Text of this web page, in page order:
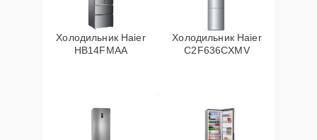
Холодильник Haier
HB14FMAA
Холодильник Haier
C2F636CXMV